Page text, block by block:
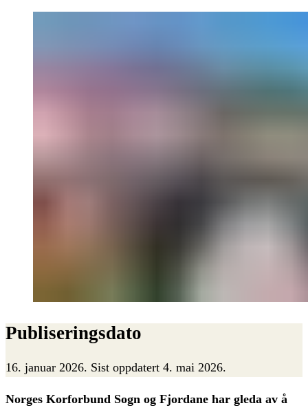
Publiseringsdato
16. januar 2026. Sist oppdatert 4. mai 2026.
Norges Korforbund Sogn og Fjordane har gleda av å